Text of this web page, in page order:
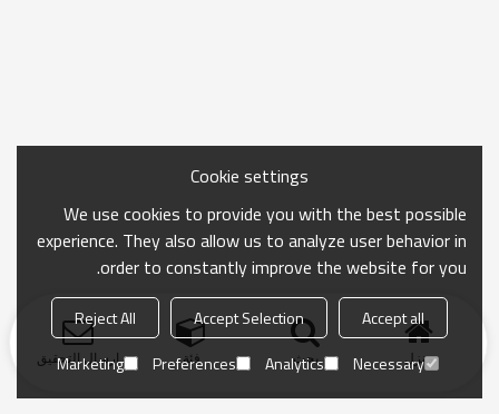
منزل بحث فئة ارسال التحقيق
Cookie settings
We use cookies to provide you with the best possible
experience. They also allow us to analyze user behavior in
order to constantly improve the website for you.
Accept all
Accept Selection
Reject All
Necessary
Analytics
Preferences
Marketing